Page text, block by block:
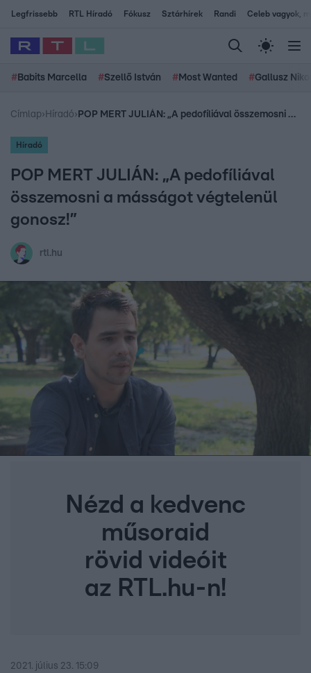
Legfrissebb RTL Híradó Fókusz Sztárhírek Randi Celeb vagyok,
# Babits Marcella #Szellő István # Most Wanted #Gallusz
Címlap› Híradó› POP MERT JULIÁN: „A pedofíliával összemosni a másságot végtelenül gonosz!”
Híradó
POP MERT JULIÁN: „A pedofíliával
összemosni a másságot végtelenül
gonosz!”
rtl.hu
Nézd a kedvenc
műsoraid
rövid videóit
az RTL.hu-n!
2021. július 23. 15:09